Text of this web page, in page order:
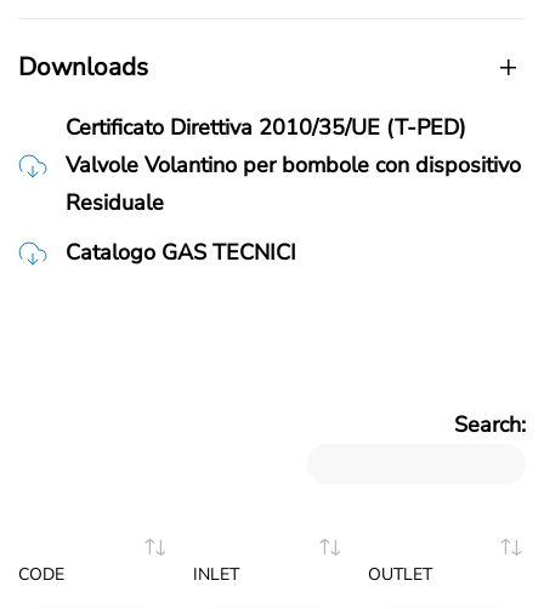
Downloads
Certificato Direttiva 2010/35/UE (T-PED)
Valvole Volantino per bombole con dispositivo
Residuale
Catalogo GAS TECNICI
Search:
CODE INLET OUTLET